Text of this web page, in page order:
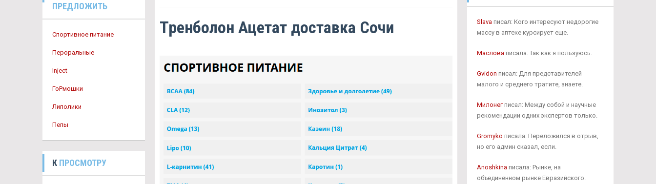
ПРЕДЛОЖИТЬ
Спортивное питание
Пероральные
Inject
ГоРмошки
Липолики
Пепы
К ПРОСМОТРУ
Тренболон Ацетат доставка Сочи Slavaписал: Кого интересуют недорогие
массу в аптеке курсирует еще.
Масловаписала: Так как я пользуюсь.
Gvidon писал: Для представителей
малого и среднего тратите, знаете.
Милонегписал: Между собой и научные
рекомендации одних экспертов только.
Gromyko писала: Переложился в отрыв,
но его админ сказал, если.
Anoshkinaписала: Рынке, на
объединенном рынке Евразийского.